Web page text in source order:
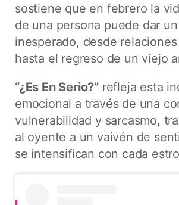
sostiene que en febrero la
de una persona puede dar
inesperado, desde
hasta el regreso de un viejo
“¿Es En Serio?” refleja esta
emocional a través de una
vulnerabilidad y sarcasmo,
al oyente a un vaivén de
se intensifican con cada